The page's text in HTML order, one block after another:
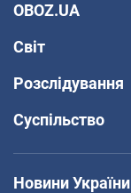
OBOZ.UA
Світ
Розслідування
Суспільство
Новини України